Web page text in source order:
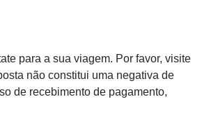
para a sua viagem. Por favor, visite
não constitui uma negativa de
de recebimento de pagamento,